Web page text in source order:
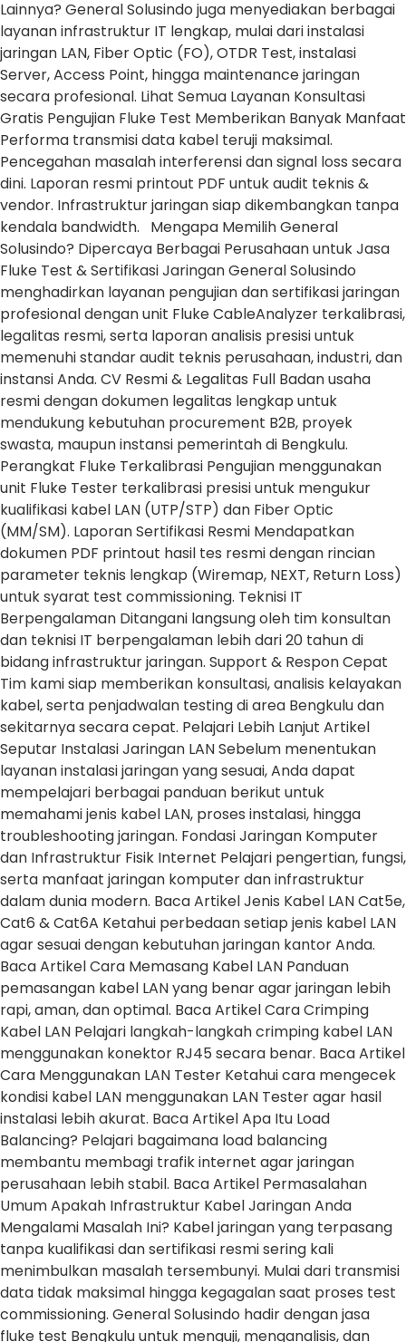
Lainnya? General Solusindo juga menyediakan berbagai
layanan infrastruktur IT lengkap, mulai dari instalasi
jaringan LAN, Fiber Optic (FO), OTDR Test, instalasi
Server, Access Point, hingga maintenance jaringan
secara profesional. Lihat Semua Layanan Konsultasi
Gratis Pengujian Fluke Test Memberikan Banyak Manfaat
Performa transmisi data kabel teruji maksimal.
Pencegahan masalah interferensi dan signal loss secara
dini. Laporan resmi printout PDF untuk audit teknis &
vendor. Infrastruktur jaringan siap dikembangkan tanpa
kendala bandwidth. Mengapa Memilih General
Solusindo? Dipercaya Berbagai Perusahaan untuk Jasa
Fluke Test & Sertifikasi Jaringan General Solusindo
menghadirkan layanan pengujian dan sertifikasi jaringan
profesional dengan unit Fluke CableAnalyzer terkalibrasi,
legalitas resmi, serta laporan analisis presisi untuk
memenuhi standar audit teknis perusahaan, industri, dan
instansi Anda. CV Resmi & Legalitas Full Badan usaha
resmi dengan dokumen legalitas lengkap untuk
mendukung kebutuhan procurement B2B, proyek
swasta, maupun instansi pemerintah di Bengkulu.
Perangkat Fluke Terkalibrasi Pengujian menggunakan
unit Fluke Tester terkalibrasi presisi untuk mengukur
kualifikasi kabel LAN (UTP/STP) dan Fiber Optic
(MM/SM). Laporan Sertifikasi Resmi Mendapatkan
dokumen PDF printout hasil tes resmi dengan rincian
parameter teknis lengkap (Wiremap, NEXT, Return Loss)
untuk syarat test commissioning. Teknisi IT
Berpengalaman Ditangani langsung oleh tim konsultan
dan teknisi IT berpengalaman lebih dari 20 tahun di
bidang infrastruktur jaringan. Support & Respon Cepat
Tim kami siap memberikan konsultasi, analisis kelayakan
kabel, serta penjadwalan testing di area Bengkulu dan
sekitarnya secara cepat. Pelajari Lebih Lanjut Artikel
Seputar Instalasi Jaringan LAN Sebelum menentukan
layanan instalasi jaringan yang sesuai, Anda dapat
mempelajari berbagai panduan berikut untuk
memahami jenis kabel LAN, proses instalasi, hingga
troubleshooting jaringan. Fondasi Jaringan Komputer
dan Infrastruktur Fisik Internet Pelajari pengertian, fungsi,
serta manfaat jaringan komputer dan infrastruktur
dalam dunia modern. Baca Artikel Jenis Kabel LAN Cat5e,
Cat6 & Cat6A Ketahui perbedaan setiap jenis kabel LAN
agar sesuai dengan kebutuhan jaringan kantor Anda.
Baca Artikel Cara Memasang Kabel LAN Panduan
pemasangan kabel LAN yang benar agar jaringan lebih
rapi, aman, dan optimal. Baca Artikel Cara Crimping
Kabel LAN Pelajari langkah-langkah crimping kabel LAN
menggunakan konektor RJ45 secara benar. Baca Artikel
Cara Menggunakan LAN Tester Ketahui cara mengecek
kondisi kabel LAN menggunakan LAN Tester agar hasil
instalasi lebih akurat. Baca Artikel Apa Itu Load
Balancing? Pelajari bagaimana load balancing
membantu membagi trafik internet agar jaringan
perusahaan lebih stabil. Baca Artikel Permasalahan
Umum Apakah Infrastruktur Kabel Jaringan Anda
Mengalami Masalah Ini? Kabel jaringan yang terpasang
tanpa kualifikasi dan sertifikasi resmi sering kali
menimbulkan masalah tersembunyi. Mulai dari transmisi
data tidak maksimal hingga kegagalan saat proses test
commissioning. General Solusindo hadir dengan jasa
fluke test Bengkulu untuk menguji, menganalisis, dan